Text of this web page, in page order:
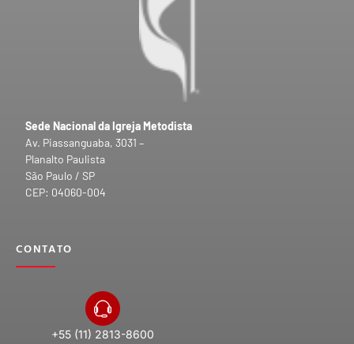
Sede Nacional da Igreja Metodista
Av. Piassanguaba, 3031 –
Planalto Paulista
São Paulo / SP
CEP: 04060-004
CONTATO
+55 (11) 2813-8600